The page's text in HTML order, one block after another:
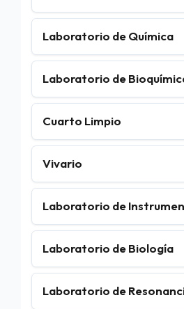
Laboratorio de Química
Laboratorio de
Cuarto Limpio
Vivario
Laboratorio de
Laboratorio de Biología
Laboratorio de